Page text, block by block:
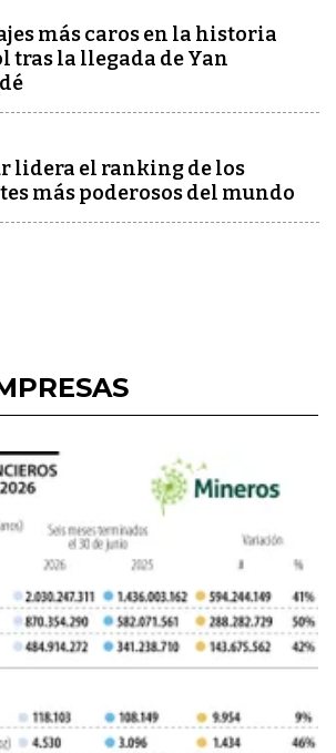
más caros en la historia
tras la llegada de Yan
lidera el ranking de los
más poderosos del mundo